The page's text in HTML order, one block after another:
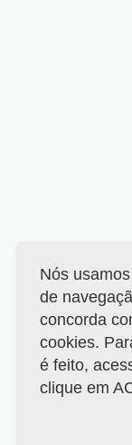
Nós
de
concorda
cookies.
é feito,
clique em